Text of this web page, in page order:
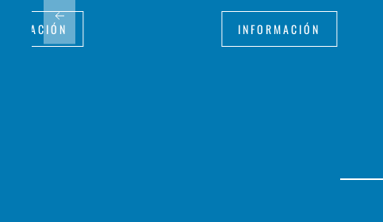
INFORMACIÓN